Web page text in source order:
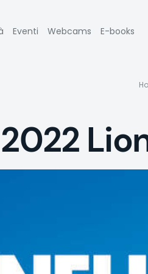
Eventi Webcams E-books